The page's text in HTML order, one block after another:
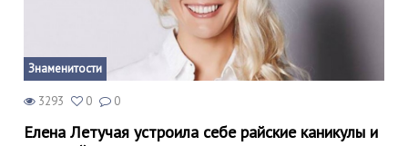
Знаменитости
3293 0 0
Елена Летучая устроила себе райские каникулы и